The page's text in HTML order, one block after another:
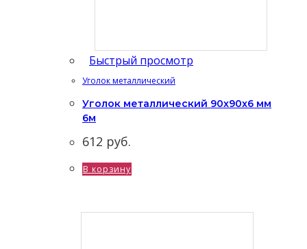
Быстрый просмотр
Уголок металлический
Уголок металлический 90x90x6 мм
6м
612 руб.
В корзину